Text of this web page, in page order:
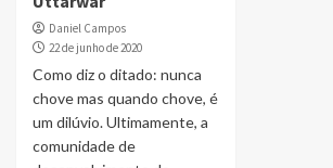
Daniel Campos
22 de junho de 2020
Como diz o ditado: nunca
chove mas quando chove, é
um dilúvio. Ultimamente, a
comunidade de